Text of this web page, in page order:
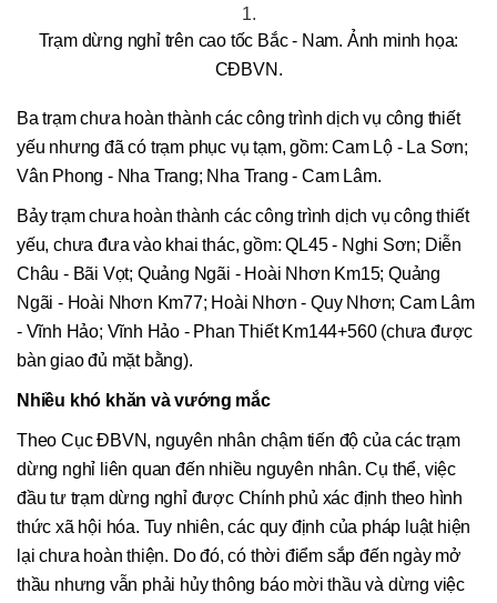
Trạm dừng nghỉ trên cao tốc Bắc - Nam. Ảnh minh họa:
CĐBVN.
Ba trạm chưa hoàn thành các công trình dịch vụ công thiết
yếu nhưng đã có trạm phục vụ tạm, gồm: Cam Lộ - La Sơn;
Vân Phong - Nha Trang; Nha Trang - Cam Lâm.
Bảy trạm chưa hoàn thành các công trình dịch vụ công thiết
yếu, chưa đưa vào khai thác, gồm: QL45 - Nghi Sơn; Diễn
Châu - Bãi Vọt; Quảng Ngãi - Hoài Nhơn Km15; Quảng
Ngãi - Hoài Nhơn Km77; Hoài Nhơn - Quy Nhơn; Cam Lâm
- Vĩnh Hảo; Vĩnh Hảo - Phan Thiết Km144+560 (chưa được
bàn giao đủ mặt bằng).
Nhiều khó khăn và vướng mắc
Theo Cục ĐBVN, nguyên nhân chậm tiến độ của các trạm
dừng nghỉ liên quan đến nhiều nguyên nhân. Cụ thể, việc
đầu tư trạm dừng nghỉ được Chính phủ xác định theo hình
thức xã hội hóa. Tuy nhiên, các quy định của pháp luật hiện
lại chưa hoàn thiện. Do đó, có thời điểm sắp đến ngày mở
thầu nhưng vẫn phải hủy thông báo mời thầu và dừng việc